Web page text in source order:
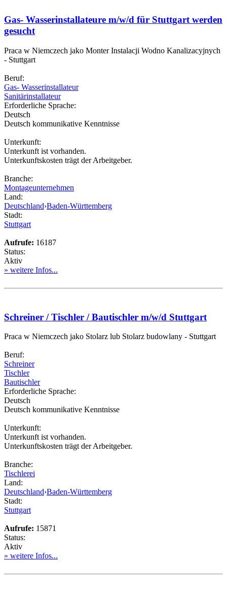
Gas- Wasserinstallateure m/w/d für Stuttgart werden
gesucht
Praca w Niemczech jako Monter Instalacji Wodno Kanalizacyjnych
- Stuttgart
Beruf:
Gas- Wasserinstallateur
Sanitärinstallateur
Erforderliche Sprache:
Deutsch
Deutsch kommunikative Kenntnisse
Unterkunft:
Unterkunft ist vorhanden.
Unterkunftskosten trägt der Arbeitgeber.
Branche:
Montageunternehmen
Land:
Deutschland›Baden-Württemberg
Stadt:
Stuttgart
Aufrufe: 16187
Status:
Aktiv
» weitere Infos...
Schreiner / Tischler / Bautischler m/w/d Stuttgart
Praca w Niemczech jako Stolarz lub Stolarz budowlany - Stuttgart
Beruf:
Schreiner
Tischler
Bautischler
Erforderliche Sprache:
Deutsch
Deutsch kommunikative Kenntnisse
Unterkunft:
Unterkunft ist vorhanden.
Unterkunftskosten trägt der Arbeitgeber.
Branche:
Tischlerei
Land:
Deutschland›Baden-Württemberg
Stadt:
Stuttgart
Aufrufe: 15871
Status:
Aktiv
» weitere Infos...